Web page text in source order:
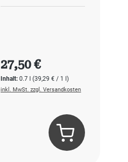
Inhalt:0.7 l(39,29 € / 1 l)
Regulärer Preis:
27,50 €
inkl. MwSt. zzgl. Versandkosten